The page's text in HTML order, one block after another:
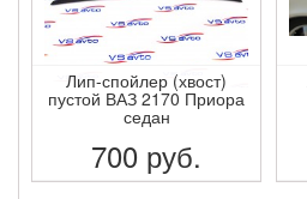
Лип-спойлер (хвост)
пустой ВАЗ 2170 Приора
седан
700 руб.